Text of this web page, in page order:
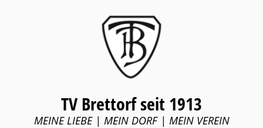
TV Brettorf seit 1913
MEINE LIEBE | MEIN DORF | MEIN VEREIN